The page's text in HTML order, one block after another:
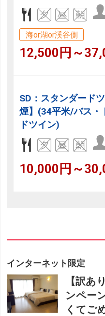
海or湖or渓谷側
12,500円～
SD：スタンダード
煙】(34平米/バス・
ドツイン)
10,000円～
インターネット限定
【訳あ
ンペー
くてご